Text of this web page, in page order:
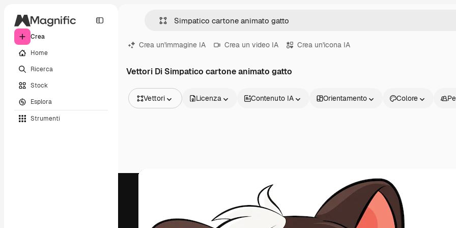
Crea
Home
Ricerca
Stock
Esplora
Strumenti
Crea un'immagine IA Crea un video IA Crea un'icona IA
Vettori Di Simpatico cartone animato gatto
Vettori
Video
Licenza Contenuto IA Orientamento Colore
Prodotti Inizia